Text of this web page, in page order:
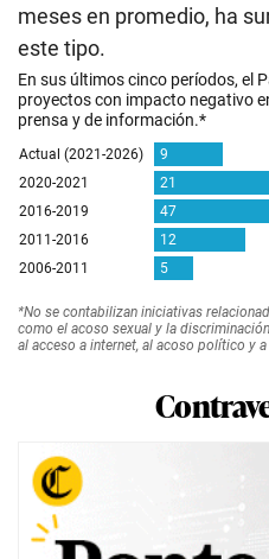
meses en promedio, ha
este tipo.